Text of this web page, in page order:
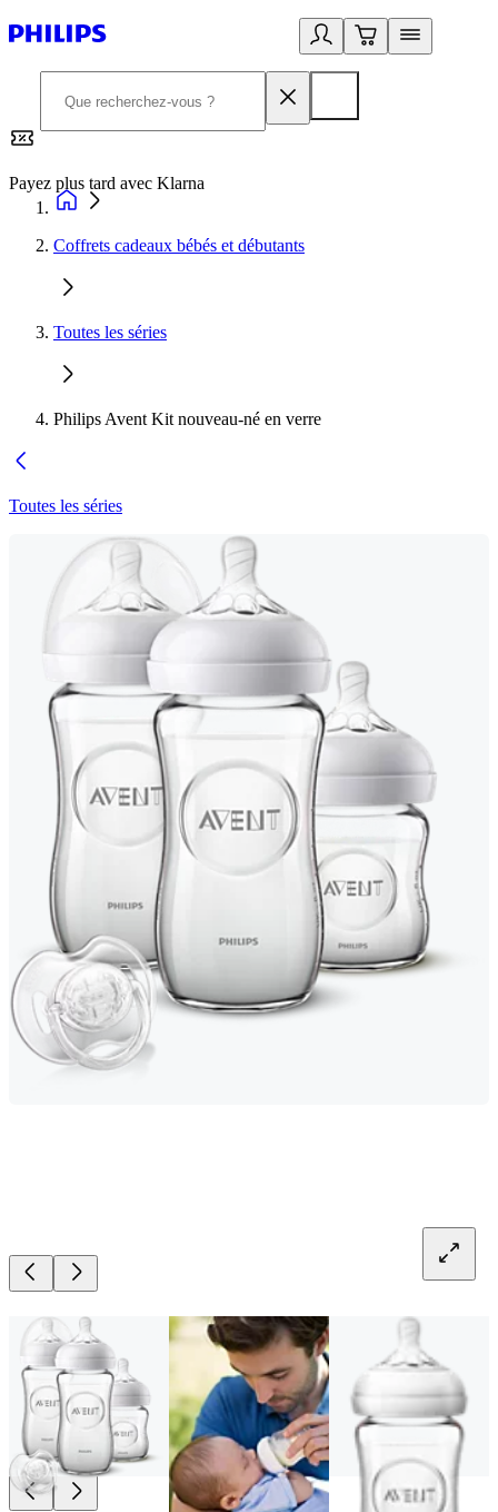
Payez plus tard avec Klarna
Coffrets cadeaux bébés et débutants
Toutes les séries
Philips Avent Kit nouveau-né en verre
Toutes les séries